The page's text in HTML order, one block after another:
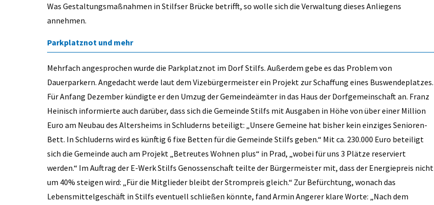
Was Gestaltungsmaßnahmen in Stilfser Brücke betrifft, so wolle sich die Verwaltung dieses Anliegens
annehmen.
Parkplatznot und mehr
Mehrfach angesprochen wurde die Parkplatznot im Dorf Stilfs. Außerdem gebe es das Problem von
Dauerparkern. Angedacht werde laut dem Vizebürgermeister ein Projekt zur Schaffung eines Buswendeplatzes.
Für Anfang Dezember kündigte er den Umzug der Gemeindeämter in das Haus der Dorfgemeinschaft an. Franz
Heinisch informierte auch darüber, dass sich die Gemeinde Stilfs mit Ausgaben in Höhe von über einer Million
Euro am Neubau des Altersheims in Schluderns beteiligt: „Unsere Gemeine hat bisher kein einziges Senioren-
Bett. In Schluderns wird es künftig 6 fixe Betten für die Gemeinde Stilfs geben.“ Mit ca. 230.000 Euro beteiligt
sich die Gemeinde auch am Projekt „Betreutes Wohnen plus“ in Prad, „wobei für uns 3 Plätze reserviert
werden.“ Im Auftrag der E-Werk Stilfs Genossenschaft teilte der Bürgermeister mit, dass der Energiepreis nicht
um 40% steigen wird: „Für die Mitglieder bleibt der Strompreis gleich.“ Zur Befürchtung, wonach das
Lebensmittelgeschäft in Stilfs eventuell schließen könnte, fand Armin Angerer klare Worte: „Nach dem